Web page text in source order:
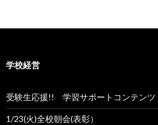
学校経営
受験生応援!! 学習サポートコンテンツ
1/23(火)全校朝会(表彰）